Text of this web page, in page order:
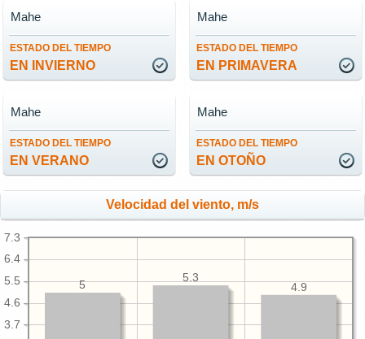
ESTADO DEL TIEMPO
EN INVIERNO
Mahe
ESTADO DEL TIEMPO
EN PRIMAVERA
Mahe
ESTADO DEL TIEMPO
EN VERANO
Mahe
ESTADO DEL TIEMPO
EN OTOÑO
Mahe
Velocidad del viento, m/s
3.7
4.6
5.5
6.4
7.3
4.9
5.3
5